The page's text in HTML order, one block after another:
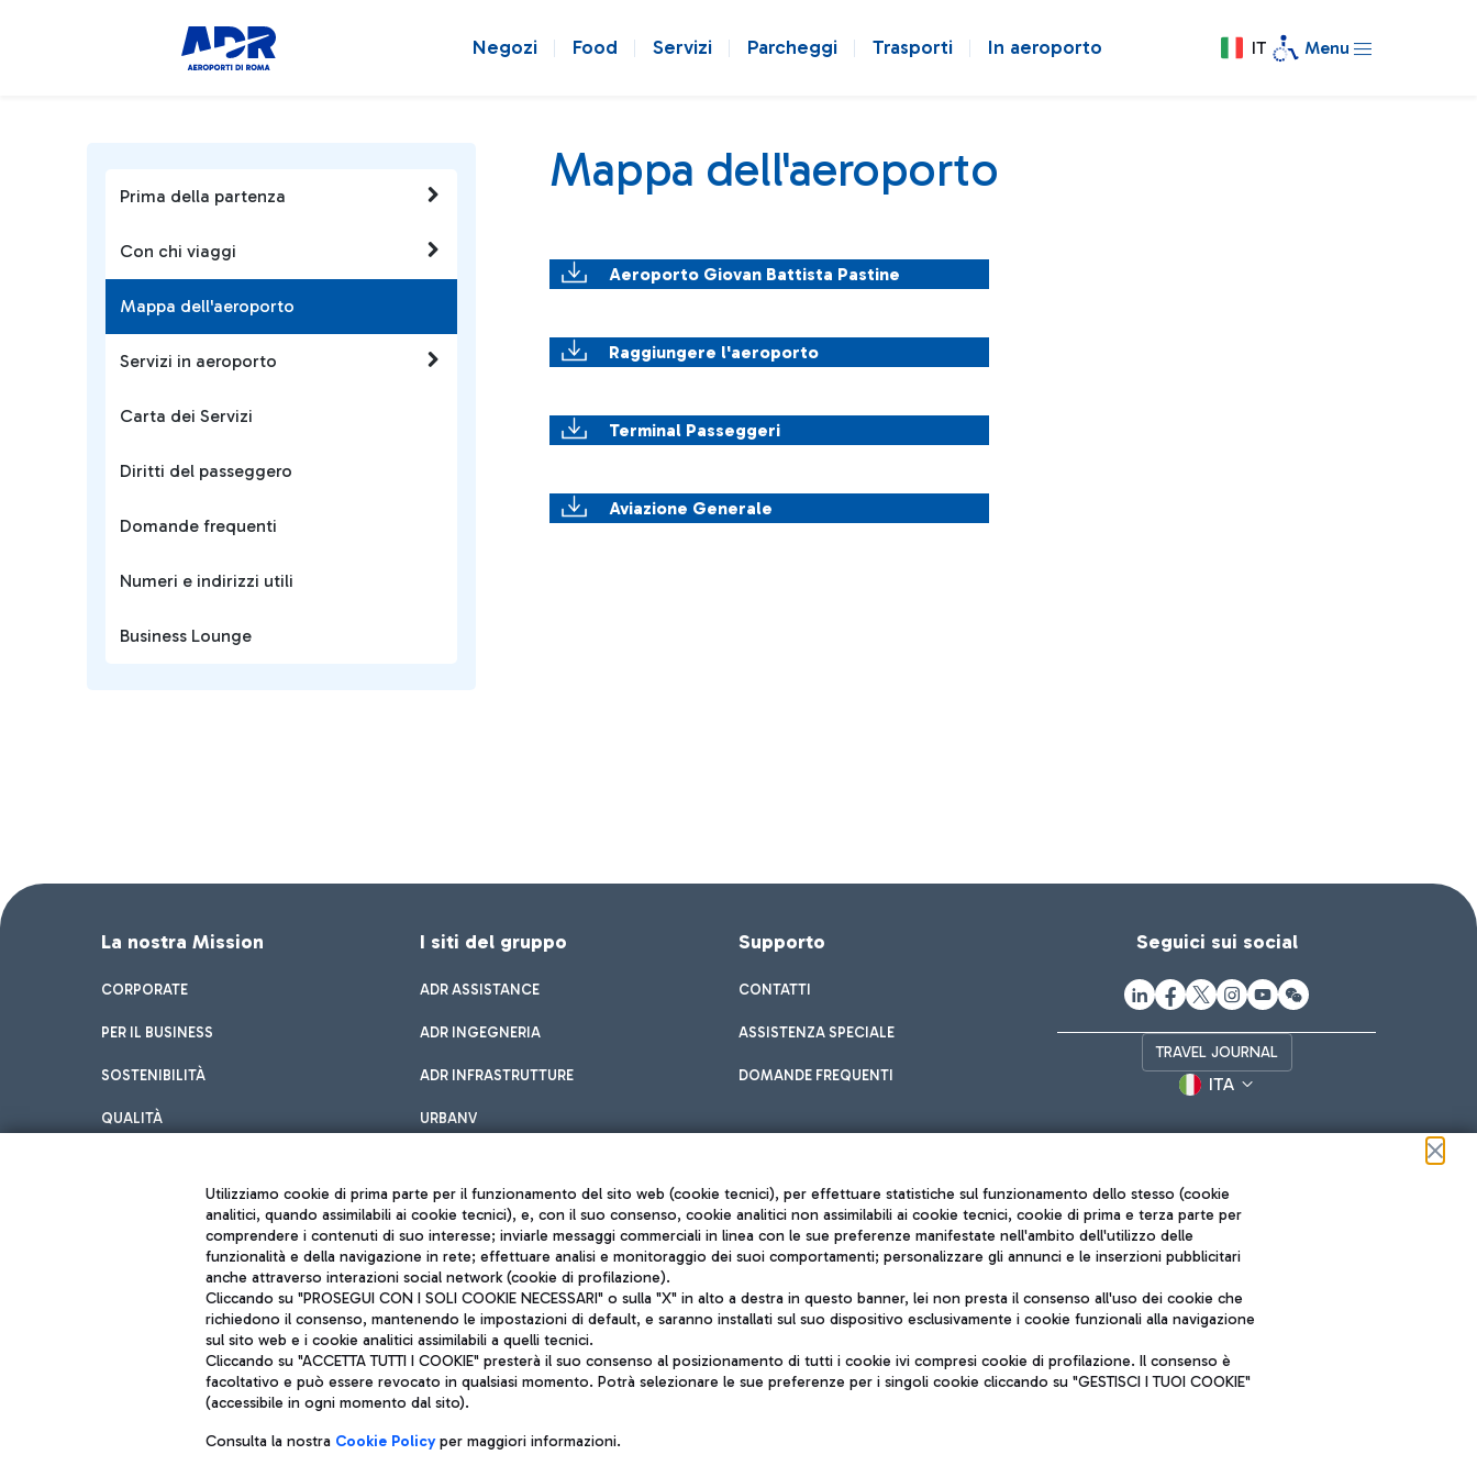
Negozi Food Servizi Parcheggi Trasporti In aeroporto IT Menu
Mappa dell'aeroporto
Aeroporto Giovan Battista Pastine
Raggiungere l'aeroporto
Terminal Passeggeri
Aviazione Generale
Prima della partenza
Con chi viaggi
Mappa dell'aeroporto
Servizi in aeroporto
Carta dei Servizi
Diritti del passeggero
Domande frequenti
Numeri e indirizzi utili
Business Lounge
La nostra Mission
CORPORATE
PER IL BUSINESS
SOSTENIBILITÀ
QUALITÀ
I siti del gruppo
ADR ASSISTANCE
ADR INGEGNERIA
ADR INFRASTRUTTURE
URBANV
Supporto
CONTATTI
ASSISTENZA SPECIALE
DOMANDE FREQUENTI
Seguici sui social
TRAVEL JOURNAL
ITA
Aeroporti di Roma S.p.A. - Società soggetta a direzione e coordinamento di Mundys S.p.A.
Codice fiscale e Registro delle Imprese di Roma 13032990155 P. IVA 06572251004
Capitale sociale 62.224.743,00 int. vers.
Sede legale: Via Pier Paolo Racchetti 1 - 00054 Fiumicino (RM) telefono +39 06 65951
Note legali
Mappa sito
Accessibilità
Roma FCO
L'aeroporto stellato
QUALITÀ SOSTENIBILITÀ INNOVAZIONE
Utilizziamo cookie di prima parte per il funzionamento del sito web (cookie tecnici), per effettuare statistiche sul funzionamento dello stesso (cookie
analitici, quando assimilabili ai cookie tecnici), e, con il suo consenso, cookie analitici non assimilabili ai cookie tecnici, cookie di prima e terza parte per
comprendere i contenuti di suo interesse; inviarle messaggi commerciali in linea con le sue preferenze manifestate nell'ambito dell'utilizzo delle
funzionalità e della navigazione in rete; effettuare analisi e monitoraggio dei suoi comportamenti; personalizzare gli annunci e le inserzioni pubblicitari
anche attraverso interazioni social network (cookie di profilazione).
Cliccando su "PROSEGUI CON I SOLI COOKIE NECESSARI" o sulla "X" in alto a destra in questo banner, lei non presta il consenso all'uso dei cookie che
richiedono il consenso, mantenendo le impostazioni di default, e saranno installati sul suo dispositivo esclusivamente i cookie funzionali alla navigazione
sul sito web e i cookie analitici assimilabili a quelli tecnici.
Cliccando su "ACCETTA TUTTI I COOKIE" presterà il suo consenso al posizionamento di tutti i cookie ivi compresi cookie di profilazione. Il consenso è
facoltativo e può essere revocato in qualsiasi momento. Potrà selezionare le sue preferenze per i singoli cookie cliccando su "GESTISCI I TUOI COOKIE"
(accessibile in ogni momento dal sito).
Consulta la nostra Cookie Policyper maggiori informazioni.